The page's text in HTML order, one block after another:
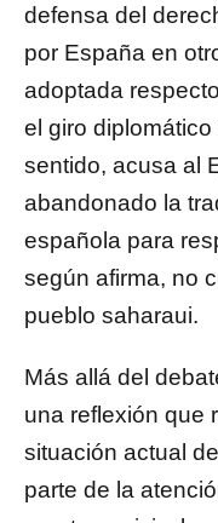
defensa del
por España en
adoptada
el giro
sentido, acusa al
abandonado la
española para
según afirma, no
pueblo saharaui.
Más allá del
una reflexión que
situación actual
parte de la